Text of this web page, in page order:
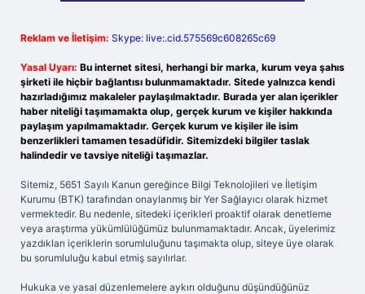
Reklam ve İletişim: Skype: live:.cid.575569c608265c69
Yasal Uyarı: Bu internet sitesi, herhangi bir marka, kurum veya şahıs
şirketi ile hiçbir bağlantısı bulunmamaktadır. Sitede yalnızca kendi
hazırladığımız makaleler paylaşılmaktadır. Burada yer alan içerikler
haber niteliği taşımamakta olup, gerçek kurum ve kişiler hakkında
paylaşım yapılmamaktadır. Gerçek kurum ve kişiler ile isim
benzerlikleri tamamen tesadüfidir. Sitemizdeki bilgiler taslak
halindedir ve tavsiye niteliği taşımazlar.
Sitemiz, 5651 Sayılı Kanun gereğince Bilgi Teknolojileri ve İletişim
Kurumu (BTK) tarafından onaylanmış bir Yer Sağlayıcı olarak hizmet
vermektedir. Bu nedenle, sitedeki içerikleri proaktif olarak denetleme
veya araştırma yükümlülüğümüz bulunmamaktadır. Ancak, üyelerimiz
yazdıkları içeriklerin sorumluluğunu taşımakta olup, siteye üye olarak
bu sorumluluğu kabul etmiş sayılırlar.
Hukuka ve yasal düzenlemelere aykırı olduğunu düşündüğünüz